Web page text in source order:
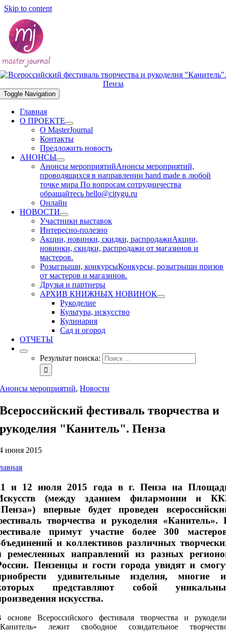
Skip to content
Toggle Navigation
Главная
О ПРОЕКТЕ
О MasterJournal
Контакты
Предложить новость
АНОНСЫ
Анонсы мероприятийАнонсы мероприятий,
проводящихся в направлении hand made в любой
точке мира По вопросам сотрудничества
обращайтесь hello@citygu.ru
Онлайн
НОВОСТИ
Участники выставок
Интересно-полезно
Акции, новинки, скидки, распродажиАкции,
новинки, скидки, распродажи от магазинов и
мастеров.
Розыгрыши, конкурсыКонкурсы, розыгрыши призов
от мастеров и магазинов.
Друзья и партнеры
АРХИВ КНИЖНЫХ НОВИНОК
Рукоделие
Культура, искусство
Кулинария
Сад и огород
ОТЧЕТЫ
Результат поиска:
Анонсы мероприятий,Новости
Всероссийский фестиваль творчества и
рукоделия "Канитель". Пенза
июня 2015
и 12 июля 2015 года в г. Пенза на
(между зданием филармонии и
впервые будет проведен
творчества и рукоделия «Канитель».
примут участие более 300
и коллективов различных
ремесленных направлений из разных
Пензенцы и гости города увидят и
удивительные изделия, многие
представляют собой
искусства.
основе Всероссийского фестиваля творчества и
лежит свободное созидательное